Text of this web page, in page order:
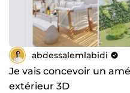
abdessalemlabidi
Je vais concevoir un
extérieur 3D